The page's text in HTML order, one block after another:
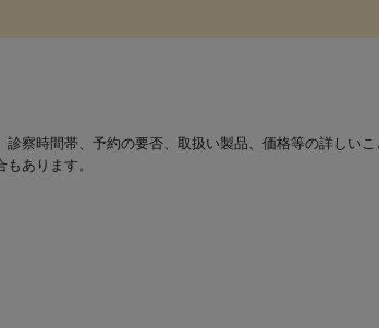
察時間帯、予約の要否、取扱い製品、価格等の詳しい
あります。